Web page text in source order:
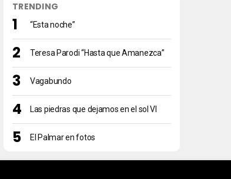
TRENDING
“Esta noche”
Teresa Parodi “Hasta que Amanezca”
Vagabundo
Las piedras que dejamos en el sol VI
El Palmar en fotos